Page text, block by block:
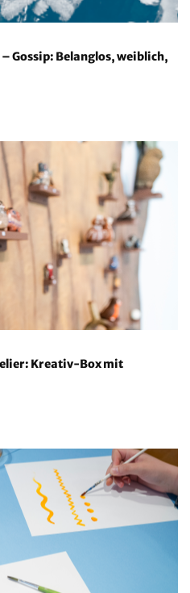
Gossip: Belanglos, weiblich,
Kreativ-Box mit